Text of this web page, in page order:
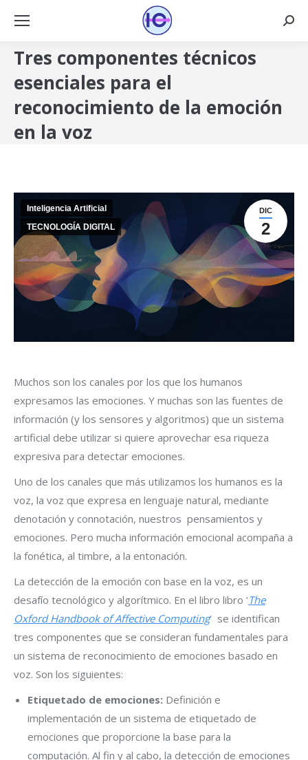
Tres componentes técnicos
esenciales para el
reconocimiento de la emoción
en la voz
DIC
2
Inteligencia Artificial
TECNOLOGÍA DIGITAL
Muchos son los canales por los que los humanos
expresamos las emociones. Y muchas son las fuentes de
información (y los sensores y algoritmos) que un sistema
artificial debe utilizar si quiere aprovechar esa riqueza
expresiva para detectar emociones.
Uno de los canales que más utilizamos los humanos es la
voz, la voz que expresa en lenguaje natural, mediante
denotación y connotación, nuestros pensamientos y
emociones. Pero mucha información emocional acompaña a
la fonética, al timbre, a la entonación.
La detección de la emoción con base en la voz, es un
desafío tecnológico y algorítmico. En el libro libro ‘The
Oxford Handbook of Affective Computing‘ se identifican
tres componentes que se consideran fundamentales para
un sistema de reconocimiento de emociones basado en
voz. Son los siguientes:
Etiquetado de emociones: Definición e
implementación de un sistema de etiquetado de
emociones que proporcione la base para la
computación. Al fin y al cabo, la detección de emociones